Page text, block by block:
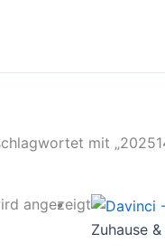
mit
angezeigt
Zuhause